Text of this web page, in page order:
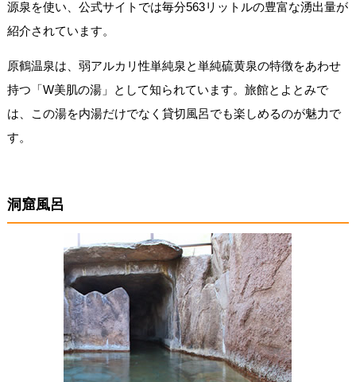
源泉を使い、公式サイトでは毎分563リットルの豊富な湧出量が
紹介されています。
原鶴温泉は、弱アルカリ性単純泉と単純硫黄泉の特徴をあわせ
持つ「W美肌の湯」として知られています。旅館とよとみで
は、この湯を内湯だけでなく貸切風呂でも楽しめるのが魅力で
す。
洞窟風呂